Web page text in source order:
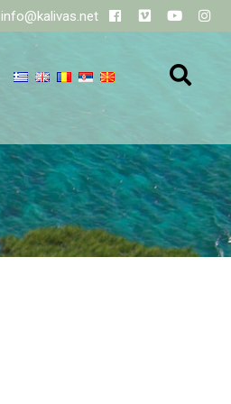
info@kalivas.net